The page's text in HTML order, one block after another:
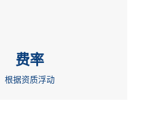
费率
根据资质浮动